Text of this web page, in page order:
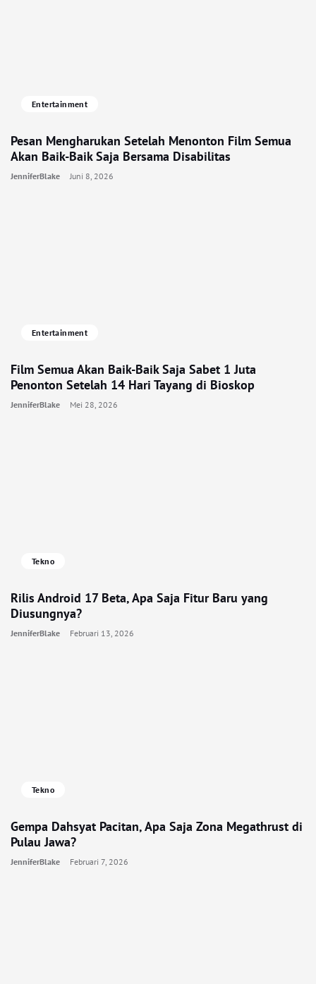
Entertainment
Pesan Mengharukan Setelah Menonton Film Semua
Akan Baik-Baik Saja Bersama Disabilitas
JenniferBlake Juni 8, 2026
Entertainment
Film Semua Akan Baik-Baik Saja Sabet 1 Juta
Penonton Setelah 14 Hari Tayang di Bioskop
JenniferBlake Mei 28, 2026
Tekno
Rilis Android 17 Beta, Apa Saja Fitur Baru yang
Diusungnya?
JenniferBlake Februari 13, 2026
Tekno
Gempa Dahsyat Pacitan, Apa Saja Zona Megathrust di
Pulau Jawa?
JenniferBlake Februari 7, 2026